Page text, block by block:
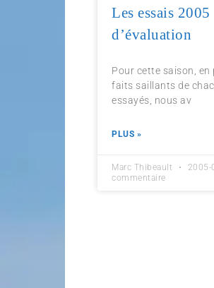
Les essais
d’évaluation
Pour cette saison, en
faits saillants de
essayés, nous av
PLUS »
Marc Thibeault 2005-
commentaire